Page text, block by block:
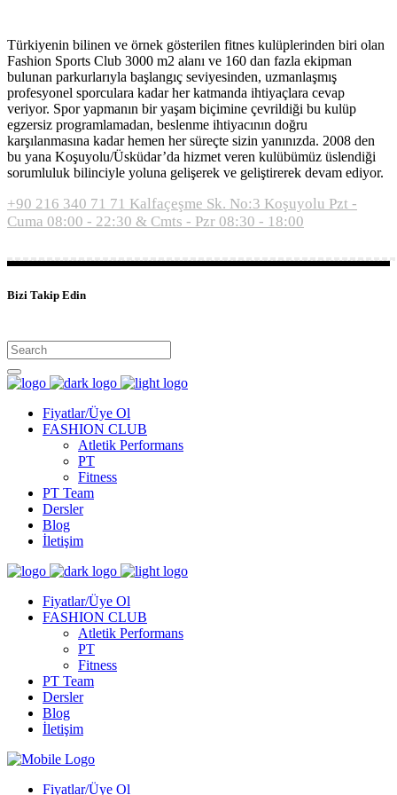
Türkiyenin bilinen ve örnek gösterilen fitnes kulüplerinden biri olan
Fashion Sports Club 3000 m2 alanı ve 160 dan fazla ekipman
bulunan parkurlarıyla başlangıç seviyesinden, uzmanlaşmış
profesyonel sporculara kadar her katmanda ihtiyaçlara cevap
veriyor. Spor yapmanın bir yaşam biçimine çevrildiği bu kulüp
egzersiz programlamadan, beslenme ihtiyacının doğru
karşılanmasına kadar hemen her süreçte sizin yanınızda. 2008 den
bu yana Koşuyolu/Üsküdar’da hizmet veren kulübümüz üslendiği
sorumluluk bilinciyle yoluna gelişerek ve geliştirerek devam ediyor.
+90 216 340 71 71 Kalfaçeşme Sk. No:3 Koşuyolu Pzt -
Cuma 08:00 - 22:30 & Cmts - Pzr 08:30 - 18:00
Bizi Takip Edin
Fiyatlar/Üye Ol
FASHION CLUB
Atletik Performans
PT
Fitness
PT Team
Dersler
Blog
İletişim
Fiyatlar/Üye Ol
FASHION CLUB
Atletik Performans
PT
Fitness
PT Team
Dersler
Blog
İletişim
Fiyatlar/Üye Ol